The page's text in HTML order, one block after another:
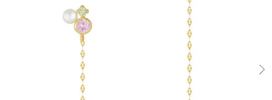
#メンズ ネックレス
すべてのジュエリー